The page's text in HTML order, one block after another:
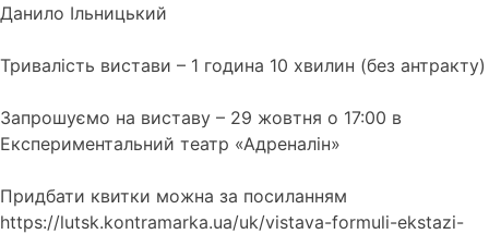
Данило Ільницький
Тривалість вистави – 1 година 10 хвилин (без антракту)
Запрошуємо на виставу – 29 жовтня о 17:00 в
Експериментальний театр «Адреналін»
Придбати квитки можна за посиланням
https://lutsk.kontramarka.ua/uk/vistava-formuli-ekstazi-